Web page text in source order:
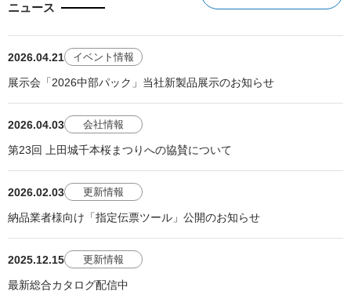
ニュース
2026.04.21 イベント情報
展示会「2026中部パック」当社新製品展示のお知らせ
2026.04.03 会社情報
第23回 上田城千本桜まつりへの協賛について
2026.02.03 更新情報
納品業者様向け「指定伝票ツール」公開のお知らせ
2025.12.15 更新情報
最新総合カタログ配信中